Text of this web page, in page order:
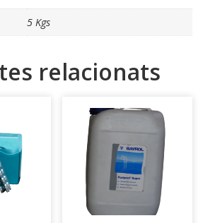
5 Kgs
relacionats